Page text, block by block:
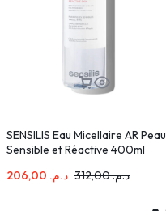
SENSILIS Eau Micellaire AR Peau
Sensible et Réactive 400ml
د.م.
د.م.312,00